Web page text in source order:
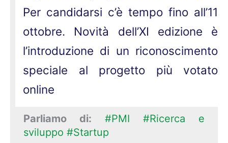
Per candidarsi c’è tempo fino all’11
ottobre. Novità dell’XI edizione è
l’introduzione di un riconoscimento
speciale al progetto più votato
online
Parliamo di: #PMI
#Ricerca e
sviluppo #Startup